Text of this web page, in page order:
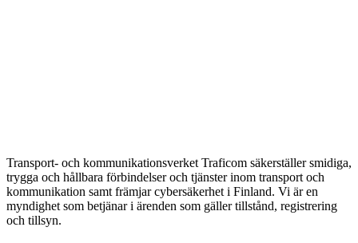
Transport- och kommunikationsverket Traficom säkerställer smidiga,
trygga och hållbara förbindelser och tjänster inom transport och
kommunikation samt främjar cybersäkerhet i Finland. Vi är en
myndighet som betjänar i ärenden som gäller tillstånd, registrering
och tillsyn.